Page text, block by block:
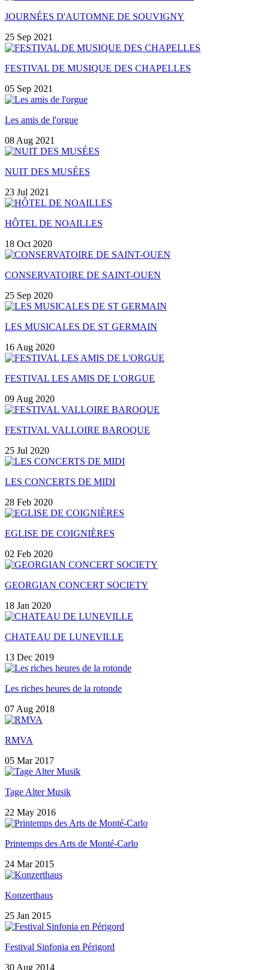
JOURNÉES D'AUTOMNE DE SOUVIGNY
25 Sep 2021
FESTIVAL DE MUSIQUE DES CHAPELLES
05 Sep 2021
Les amis de l'orgue
08 Aug 2021
NUIT DES MUSÉES
23 Jul 2021
HÔTEL DE NOAILLES
18 Oct 2020
CONSERVATOIRE DE SAINT-OUEN
25 Sep 2020
LES MUSICALES DE ST GERMAIN
16 Aug 2020
FESTIVAL LES AMIS DE L'ORGUE
09 Aug 2020
FESTIVAL VALLOIRE BAROQUE
25 Jul 2020
LES CONCERTS DE MIDI
28 Feb 2020
EGLISE DE COIGNIÈRES
02 Feb 2020
GEORGIAN CONCERT SOCIETY
18 Jan 2020
CHATEAU DE LUNEVILLE
13 Dec 2019
Les riches heures de la rotonde
07 Aug 2018
RMVA
05 Mar 2017
Tage Alter Musik
22 May 2016
Printemps des Arts de Monté-Carlo
24 Mar 2015
Konzerthaus
25 Jan 2015
Festival Sinfonia en Périgord
30 Aug 2014